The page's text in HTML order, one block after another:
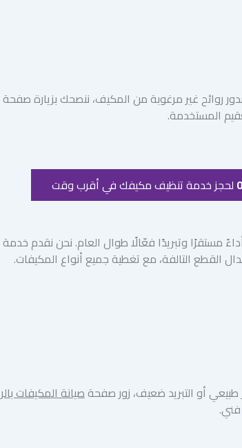
روائح غير مرغوبة من المكيف، ننصحك بزيارة صفحة
المستخدمة.
لحجز خدمة تنظيف مكيفك في أقرب وقت
مستقرًا وتبريدًا فعّالًا طوال العام. نحن نقدم
القطع التالفة، مع تغطية جميع أنواع المكيفات.
أو التبريد ضعيف، زور صفحةصيانة المكيفات
فني.